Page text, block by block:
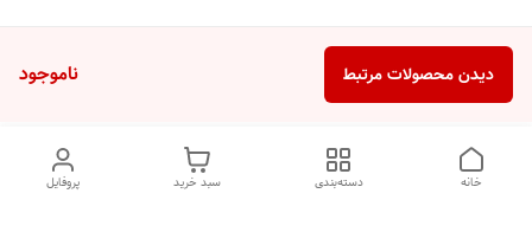
ناموجود دیدن محصولات مرتبط
پروفایل سبد خرید دسته‌بندی خانه